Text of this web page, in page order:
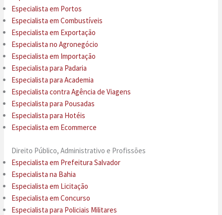
Especialista em Portos
Especialista em Combustíveis
Especialista em Exportação
Especialista no Agronegócio
Especialista em Importação
Especialista para Padaria
Especialista para Academia
Especialista contra Agência de Viagens
Especialista para Pousadas
Especialista para Hotéis
Especialista em Ecommerce
Direito Público, Administrativo e Profissões
Especialista em Prefeitura Salvador
Especialista na Bahia
Especialista em Licitação
Especialista em Concurso
Especialista para Policiais Militares